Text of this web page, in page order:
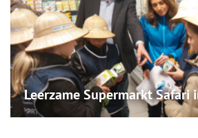
Leerzame Supermarkt Safari